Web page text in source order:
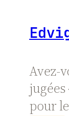
Avez-
pour